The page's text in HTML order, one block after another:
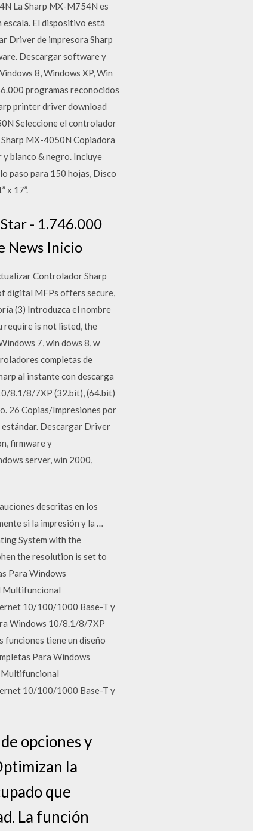
La Sharp MX-M754N es
El dispositivo está
Driver de impresora Sharp
Descargar software y
8, Windows XP, Win
programas reconocidos
printer driver download
Seleccione el controlador
MX-4050N Copiadora
blanco & negro. Incluye
paso para 150 hojas, Disco
x 17”.
- 1.746.000
News Inicio
Controlador Sharp
digital MFPs offers secure,
(3) Introduzca el nombre
require is not listed, the
7, win dows 8, w
completas de
al instante con descarga
8.1/8/7XP (32.bit), (64.bit)
26 Copias/Impresiones por
Descargar Driver
firmware y
server, win 2000,
descritas en los
si la impresión y la …
System with the
the resolution is set to
Para Windows
Multifuncional
10/100/1000 Base-T y
Windows 10/8.1/8/7XP
funciones tiene un diseño
Para Windows
Multifuncional
10/100/1000 Base-T y
opciones y
la
que
La función